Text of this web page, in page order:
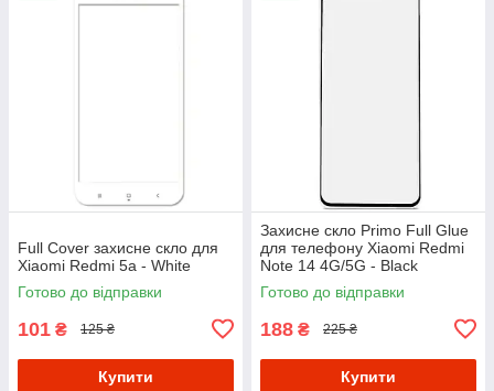
Full Cover захисне скло для
Xiaomi Redmi 5a - White
Готово до відправки
101 ₴ 125 ₴
Купити
Захисне скло Primo Full Glue
для телефону Xiaomi Redmi
Note 14 4G/5G - Black
Готово до відправки
188 ₴ 225 ₴
Купити